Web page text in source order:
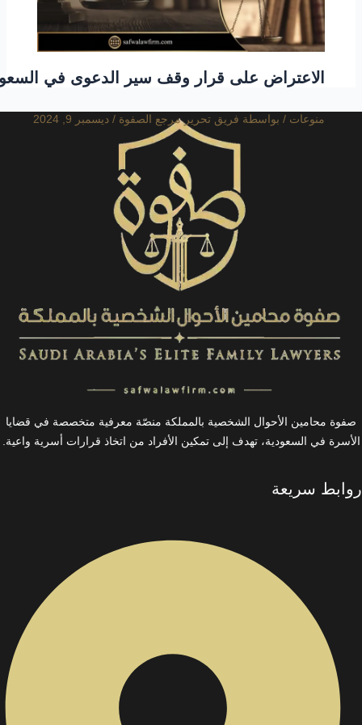
الاعتراض على قرار وقف سير الدعوى في
منوعات / بواسطة فريق تحرير مرجع الصفوة / ديسمبر 9, 2024
صفوة محامين الأحوال الشخصية بالمملكة منصّة معرفية متخصصة في قضايا
الأسرة في السعودية، تهدف إلى تمكين الأفراد من اتخاذ قرارات أسرية واعية.
روابط سريعة